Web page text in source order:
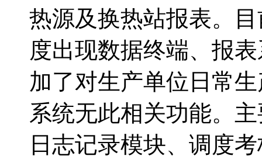
热源及换热站报表。
度出现数据终端、报
加了对生产单位日常
系统无此相关功能。
日志记录模块、调度